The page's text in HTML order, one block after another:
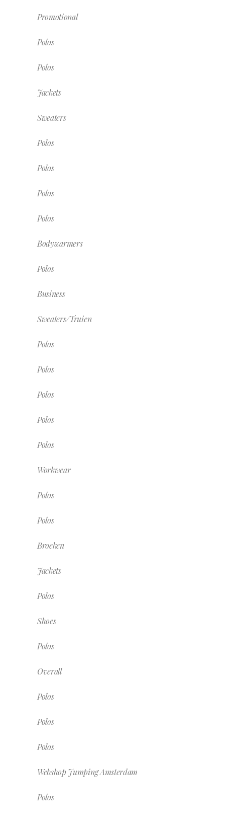
Promotional
Polos
Polos
Jackets
Sweaters
Polos
Polos
Polos
Polos
Bodywarmers
Polos
Business
Sweaters/Truien
Polos
Polos
Polos
Polos
Polos
Workwear
Polos
Polos
Broeken
Jackets
Polos
Shoes
Polos
Overall
Polos
Polos
Polos
Webshop Jumping Amsterdam
Polos